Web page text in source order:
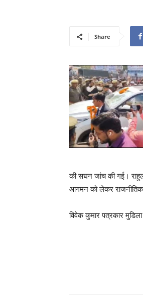
Share
की सघन जांच की गई।
आगमन को लेकर राजनीतिक
विवेक कुमार पत्रकार मुडिला